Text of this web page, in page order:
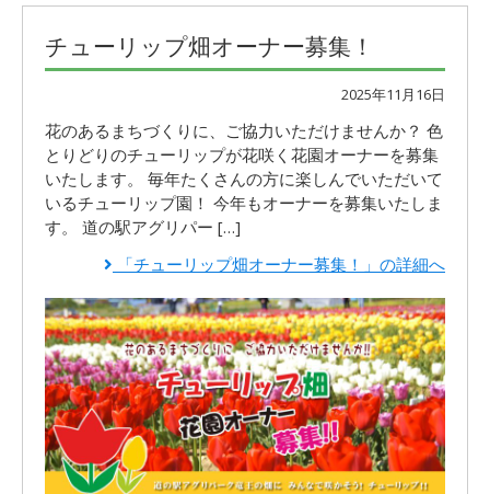
チューリップ畑オーナー募集！
2025年11月16日
花のあるまちづくりに、ご協力いただけませんか？ 色
とりどりのチューリップが花咲く花園オーナーを募集
いたします。 毎年たくさんの方に楽しんでいただいて
いるチューリップ園！ 今年もオーナーを募集いたしま
す。 道の駅アグリパー […]
「チューリップ畑オーナー募集！」の詳細へ